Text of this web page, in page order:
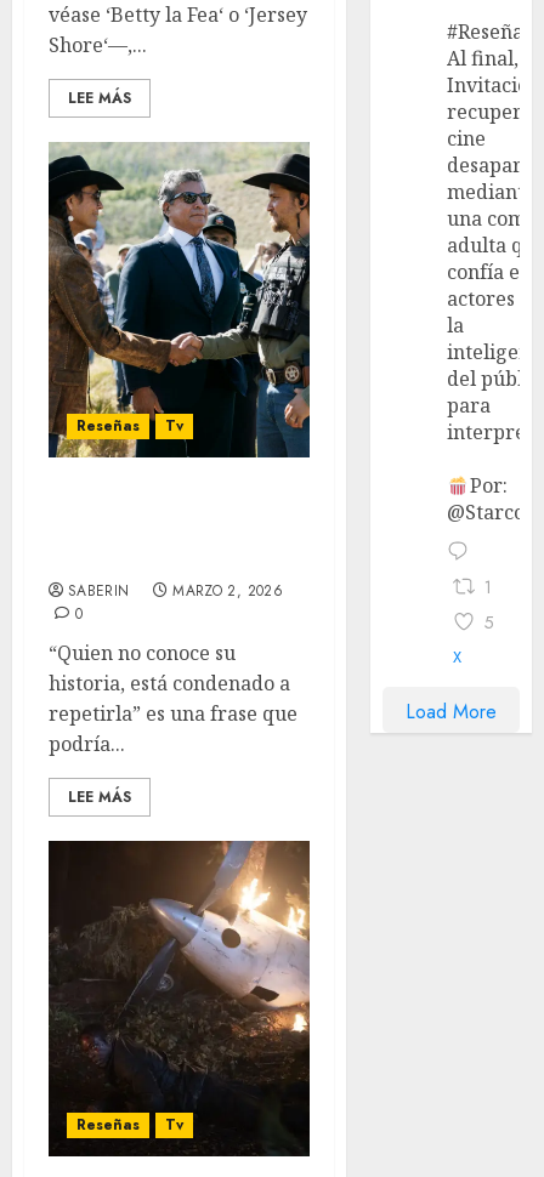
véase ‘Betty la Fea‘ o ‘Jersey
Shore‘—,...
LEE MÁS
Reseñas Tv
SABERIN
MARZO 2, 2026
0
“Quien no conoce su
historia, está condenado a
repetirla” es una frase que
podría...
LEE MÁS
Reseñas Tv
#Reseña
Al final,
recupera
cine
mediante
una
adulta
confía en
actores y
la
del
para
Por:
1
5
X
Load More